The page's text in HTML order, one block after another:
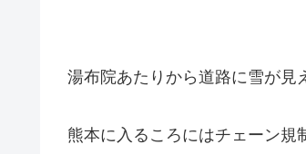
湯布院あたりから道路に雪が見
熊本に入るころにはチェーン規